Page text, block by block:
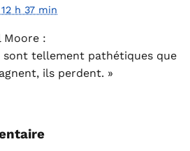
h 37 min
Moore :
sont tellement pathétiques que
ils perdent. »